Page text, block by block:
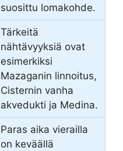
suosittu lomakohde.
Tärkeitä
nähtävyyksiä ovat
esimerkiksi
Mazaganin linnoitus,
Cisternin vanha
akvedukti ja Medina.
Paras aika vierailla
on keväällä